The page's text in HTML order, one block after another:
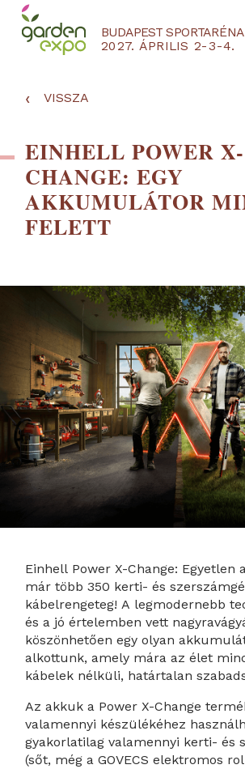
BUDAPEST SPORTARÉNA
2027. ÁPRILIS 2-3-4.
NYEREMÉNYJÁTÉK /
‹ VISSZA
EINHELL POWER X-
CHANGE: EGY
AKKUMULÁTOR
FELETT
Einhell Power X-Change:
már több 350 kerti- és
kábelrengeteg! A legmodernebb
és a jó értelemben vett
köszönhetően egy olyan
alkottunk, amely mára az élet
kábelek nélküli, határtalan
Az akkuk a Power X-Change
valamennyi készülékéhez
gyakorlatilag valamennyi kerti- és
(sőt, még a GOVECS elektromos